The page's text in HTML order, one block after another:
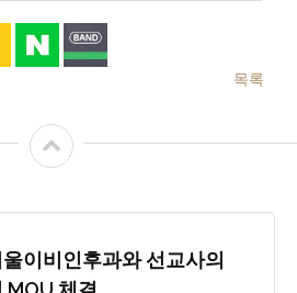
목록
이비인후과와 선교사의